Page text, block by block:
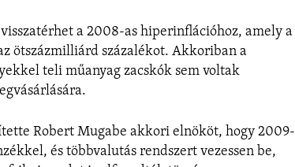
a 2008-as hiperinflációhoz, amely a
ötszázmilliárd százalékot. Akkoriban a
teli műanyag zacskók sem voltak
Robert Mugabe akkori elnököt, hogy 2009-
és többvalutás rendszert vezessen be,